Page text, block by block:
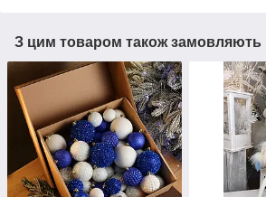
З цим товаром також замовляють